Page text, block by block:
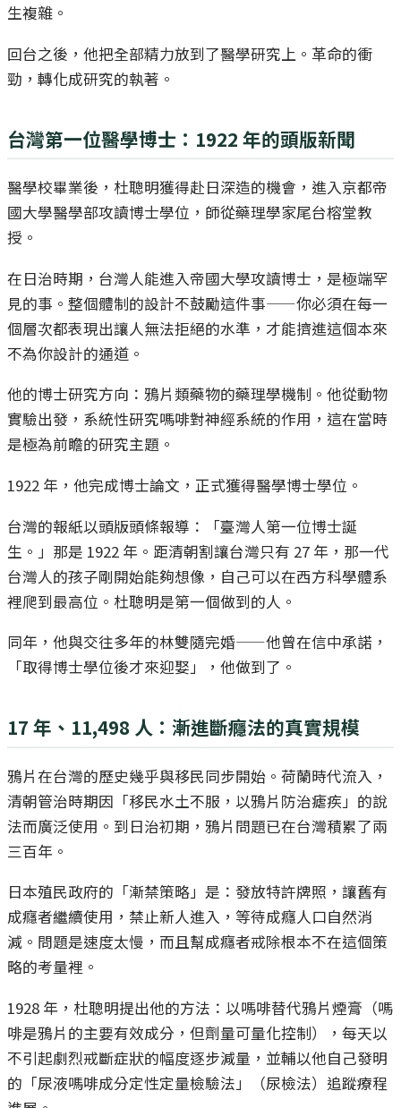
生複雜。
回台之後，他把全部精力放到了醫學研究上。革命的衝
勁，轉化成研究的執著。
台灣第一位醫學博士：1922 年的頭版新聞
醫學校畢業後，杜聰明獲得赴日深造的機會，進入京都帝
國大學醫學部攻讀博士學位，師從藥理學家尾台榕堂教
授。
在日治時期，台灣人能進入帝國大學攻讀博士，是極端罕
見的事。整個體制的設計不鼓勵這件事——你必須在每一
個層次都表現出讓人無法拒絕的水準，才能擠進這個本來
不為你設計的通道。
他的博士研究方向：鴉片類藥物的藥理學機制。他從動物
實驗出發，系統性研究嗎啡對神經系統的作用，這在當時
是極為前瞻的研究主題。
1922 年，他完成博士論文，正式獲得醫學博士學位。
台灣的報紙以頭版頭條報導：「臺灣人第一位博士誕
生。」那是 1922 年。距清朝割讓台灣只有 27 年，那一代
台灣人的孩子剛開始能夠想像，自己可以在西方科學體系
裡爬到最高位。杜聰明是第一個做到的人。
同年，他與交往多年的林雙隨完婚——他曾在信中承諾，
「取得博士學位後才來迎娶」，他做到了。
17 年、11,498 人：漸進斷癮法的真實規模
鴉片在台灣的歷史幾乎與移民同步開始。荷蘭時代流入，
清朝管治時期因「移民水土不服，以鴉片防治瘧疾」的說
法而廣泛使用。到日治初期，鴉片問題已在台灣積累了兩
三百年。
日本殖民政府的「漸禁策略」是：發放特許牌照，讓舊有
成癮者繼續使用，禁止新人進入，等待成癮人口自然消
減。問題是速度太慢，而且幫成癮者戒除根本不在這個策
略的考量裡。
1928 年，杜聰明提出他的方法：以嗎啡替代鴉片煙膏（嗎
啡是鴉片的主要有效成分，但劑量可量化控制），每天以
不引起劇烈戒斷症狀的幅度逐步減量，並輔以他自己發明
的「尿液嗎啡成分定性定量檢驗法」（尿檢法）追蹤療程